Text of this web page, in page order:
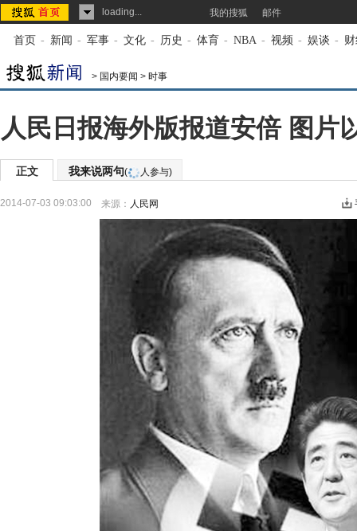
loading... 我的搜狐 邮件
首页 - 新闻 - 军事 - 文化 - 历史 - 体育 - NBA - 视频 - 娱谈 -
> 国内要闻 > 时事
人民日报海外版报道安倍 图片
正文 我来说两句( 人参与)
2014-07-03 09:03:00 来源： 人民网